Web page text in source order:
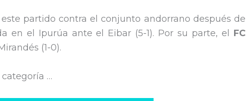
partido contra el conjunto andorrano después de
en el Ipurúa ante el Eibar (5-1). Por su parte, el FC
(1-0).
categoría …